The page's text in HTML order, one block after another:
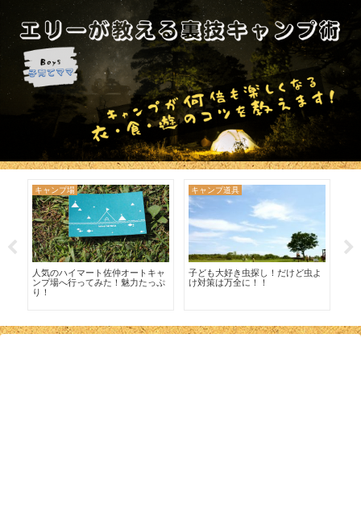
キャンプ場
人気のハイマート佐仲オートキャ
ンプ場へ行ってみた！魅力たっぷ
り！
キャンプ道具
子ども大好き虫探し！だけど虫よ
け対策は万全に！！